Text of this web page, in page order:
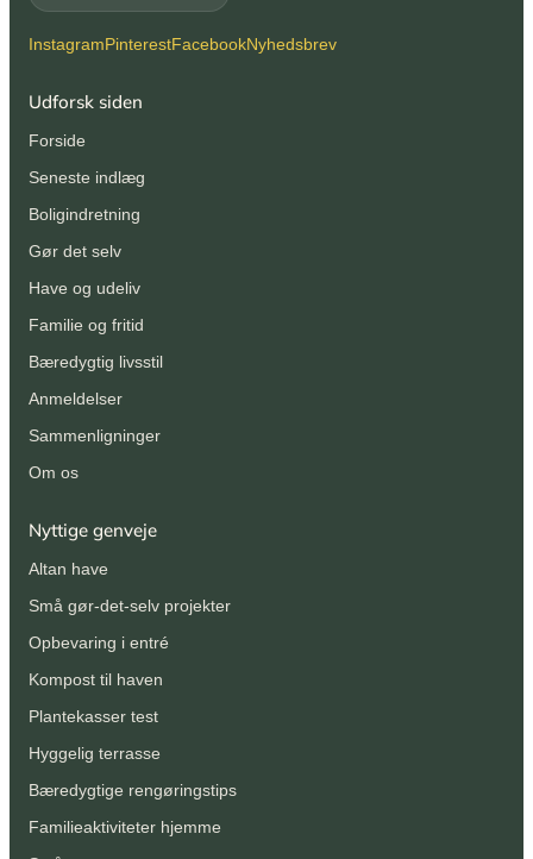
InstagramPinterestFacebookNyhedsbrev
Udforsk siden
Forside
Seneste indlæg
Boligindretning
Gør det selv
Have og udeliv
Familie og fritid
Bæredygtig livsstil
Anmeldelser
Sammenligninger
Om os
Nyttige genveje
Altan have
Små gør-det-selv projekter
Opbevaring i entré
Kompost til haven
Plantekasser test
Hyggelig terrasse
Bæredygtige rengøringstips
Familieaktiviteter hjemme